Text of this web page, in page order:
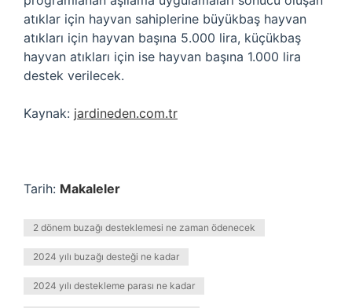
atıklar için hayvan sahiplerine büyükbaş hayvan
atıkları için hayvan başına 5.000 lira, küçükbaş
hayvan atıkları için ise hayvan başına 1.000 lira
destek verilecek.
Kaynak: jardineden.com.tr
Tarih: Makaleler
2 dönem buzağı desteklemesi ne zaman ödenecek
2024 yılı buzağı desteği ne kadar
2024 yılı destekleme parası ne kadar